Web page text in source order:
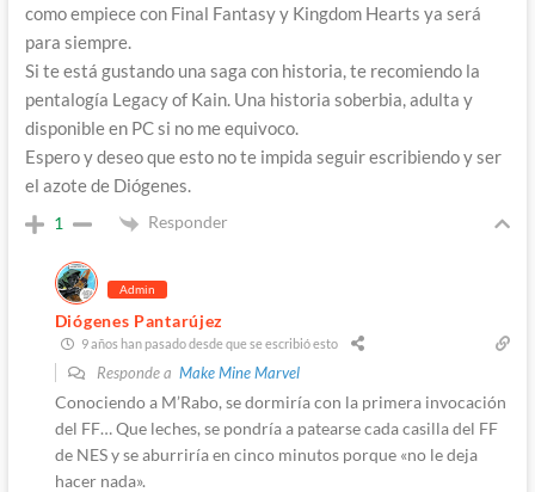
como empiece con Final Fantasy y Kingdom Hearts ya será
para siempre.
Si te está gustando una saga con historia, te recomiendo la
pentalogía Legacy of Kain. Una historia soberbia, adulta y
disponible en PC si no me equivoco.
Espero y deseo que esto no te impida seguir escribiendo y ser
el azote de Diógenes.
1 Responder
Admin
Diógenes Pantarújez
9 años han pasado desde que se escribió esto
Responde a Make Mine Marvel
Conociendo a M’Rabo, se dormiría con la primera invocación
del FF… Que leches, se pondría a patearse cada casilla del FF
de NES y se aburriría en cinco minutos porque «no le deja
hacer nada».